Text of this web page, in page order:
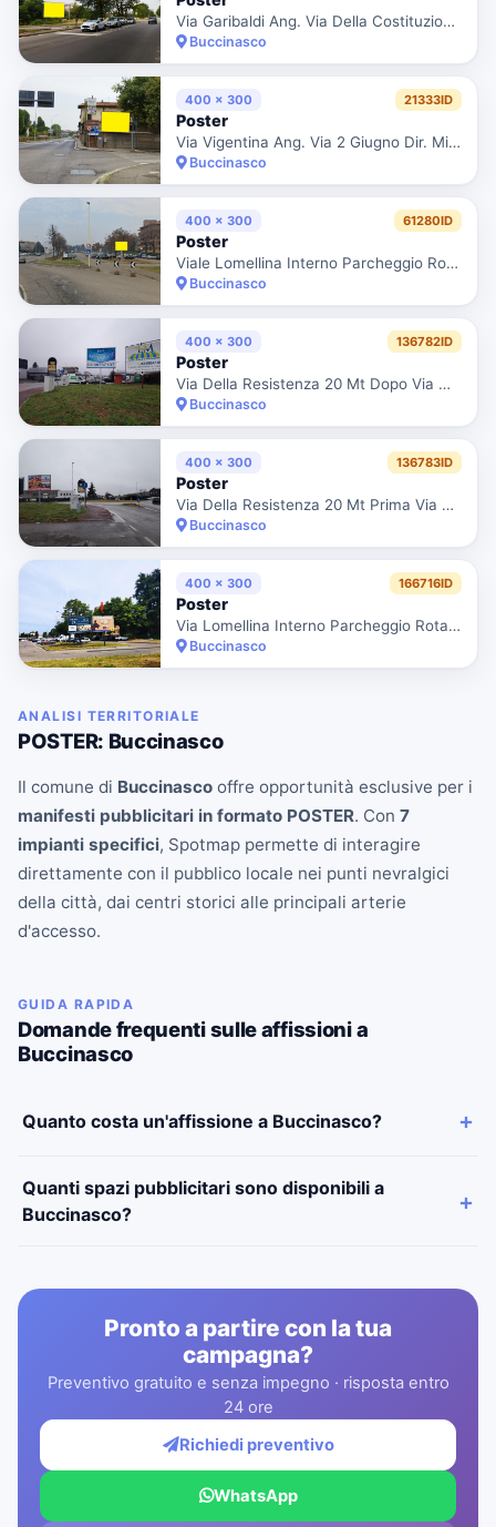
Via Garibaldi Ang. Via Della Costituzione Dir. Via Mantegna
Buccinasco
400 x 300 21333ID
Poster
Via Vigentina Ang. Via 2 Giugno Dir. Milano
Buccinasco
400 x 300 61280ID
Poster
Viale Lomellina Interno Parcheggio Rotatoria Con Via Guido Rossa Dir. Centro Città 35
Buccinasco
400 x 300 136782ID
Poster
Via Della Resistenza 20 Mt Dopo Via Meucci Dir. Corsico
Buccinasco
400 x 300 136783ID
Poster
Via Della Resistenza 20 Mt Prima Via Meucci Lato Sx Dir. Assago
Buccinasco
400 x 300 166716ID
Poster
Via Lomellina Interno Parcheggio Rotatoria Con Via Guido Rossa Lato Dx Dir. Centro Città
Buccinasco
ANALISI TERRITORIALE
POSTER: Buccinasco
Il comune di Buccinasco offre opportunità esclusive per i
manifesti pubblicitari in formato POSTER. Con 7
impianti specifici, Spotmap permette di interagire
direttamente con il pubblico locale nei punti nevralgici
della città, dai centri storici alle principali arterie
d'accesso.
GUIDA RAPIDA
Domande frequenti sulle affissioni a
Buccinasco
Quanto costa un'affissione a Buccinasco?
Quanti spazi pubblicitari sono disponibili a
Buccinasco?
Pronto a partire con la tua
campagna?
Preventivo gratuito e senza impegno · risposta entro
24 ore
Richiedi preventivo
WhatsApp